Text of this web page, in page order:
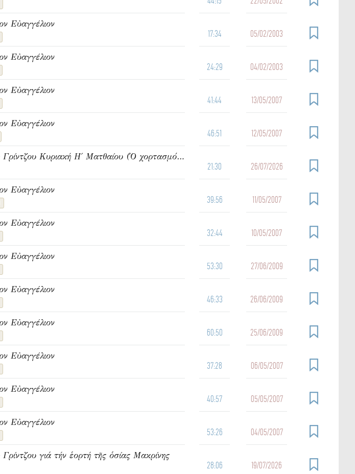
Εὐαγγέλιον
17:34 05/02/2003
Εὐαγγέλιον
24:29 04/02/2003
Εὐαγγέλιον
41:44 13/05/2007
Εὐαγγέλιον
46:51 12/05/2007
942. Ὁμιλία τοῦ π. Ἰωάννου Γρίντζου Κυριακή Η΄ Ματθαίου (Ὁ χορτασμός τῶν πεντακισχιλίων)
21:30 26/07/2026
Εὐαγγέλιον
39:56 11/05/2007
Εὐαγγέλιον
32:44 10/05/2007
Εὐαγγέλιον
53:30 27/06/2009
Εὐαγγέλιον
46:33 26/06/2009
Εὐαγγέλιον
60:50 25/06/2009
Εὐαγγέλιον
37:28 06/05/2007
Εὐαγγέλιον
40:57 05/05/2007
Εὐαγγέλιον
53:26 04/05/2007
γιά τήν ἑορτή τῆς ὁσίας Μακρίνης
28:06 19/07/2026